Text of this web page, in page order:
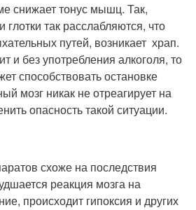
снижает тонус мышц. Так,
глотки так расслабляются, что
путей, возникает храп.
и без употребления алкоголя, то
способствовать остановке
мозг никак не отреагирует на
опасность такой ситуации.
схоже на последствия
реакция мозга на
происходит гипоксия и других